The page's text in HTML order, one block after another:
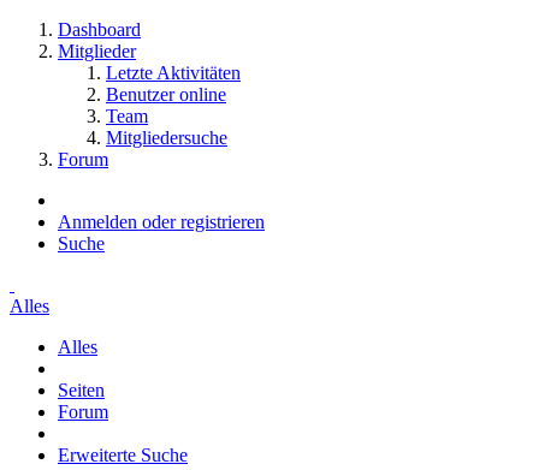
Dashboard
Mitglieder
Letzte Aktivitäten
Benutzer online
Team
Mitgliedersuche
Forum
Anmelden oder registrieren
Suche
Alles
Alles
Seiten
Forum
Erweiterte Suche